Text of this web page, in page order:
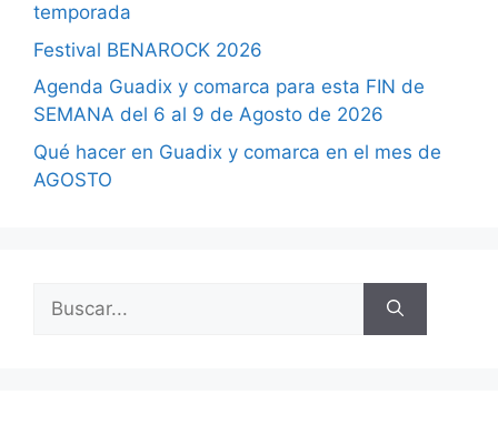
temporada
Festival BENAROCK 2026
Agenda Guadix y comarca para esta FIN de
SEMANA del 6 al 9 de Agosto de 2026
Qué hacer en Guadix y comarca en el mes de
AGOSTO